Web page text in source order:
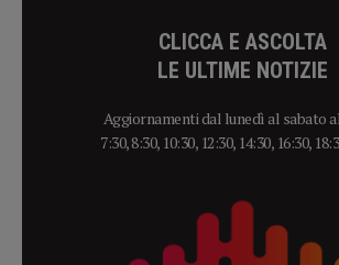
CLICCA E ASCOLTA
LE ULTIME NOTIZIE
Aggiornamenti dal lunedì al sabato
7:30, 8:30, 10:30, 12:30, 14:30, 16:30,